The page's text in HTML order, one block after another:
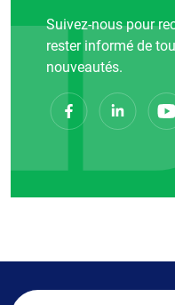
Suivez-nous pour
rester informé de
nouveautés.